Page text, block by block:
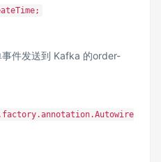
件发送到 Kafka 的order-